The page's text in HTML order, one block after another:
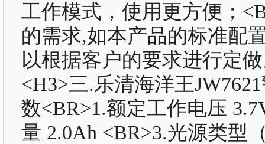
工作模式，使用更方便；
的需求,如本产品的标准配
以根据客户的要求进行定
<H3>三.乐清海洋王
数<BR>1.额定工作电压
量 2.0Ah <BR>3.光源类型